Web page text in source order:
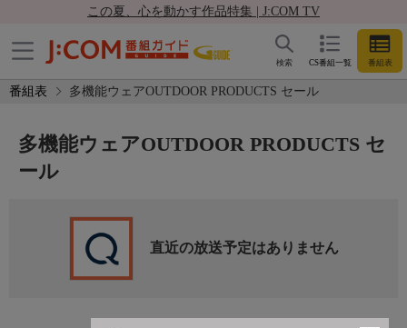
この夏、心を動かす作品特集 | J:COM TV
CS番組一覧 番組表
検索
番組表 多機能ウェアOUTDOOR PRODUCTS セール
多機能ウェアOUTDOOR PRODUCTS セ
ール
直近の放送予定はありません